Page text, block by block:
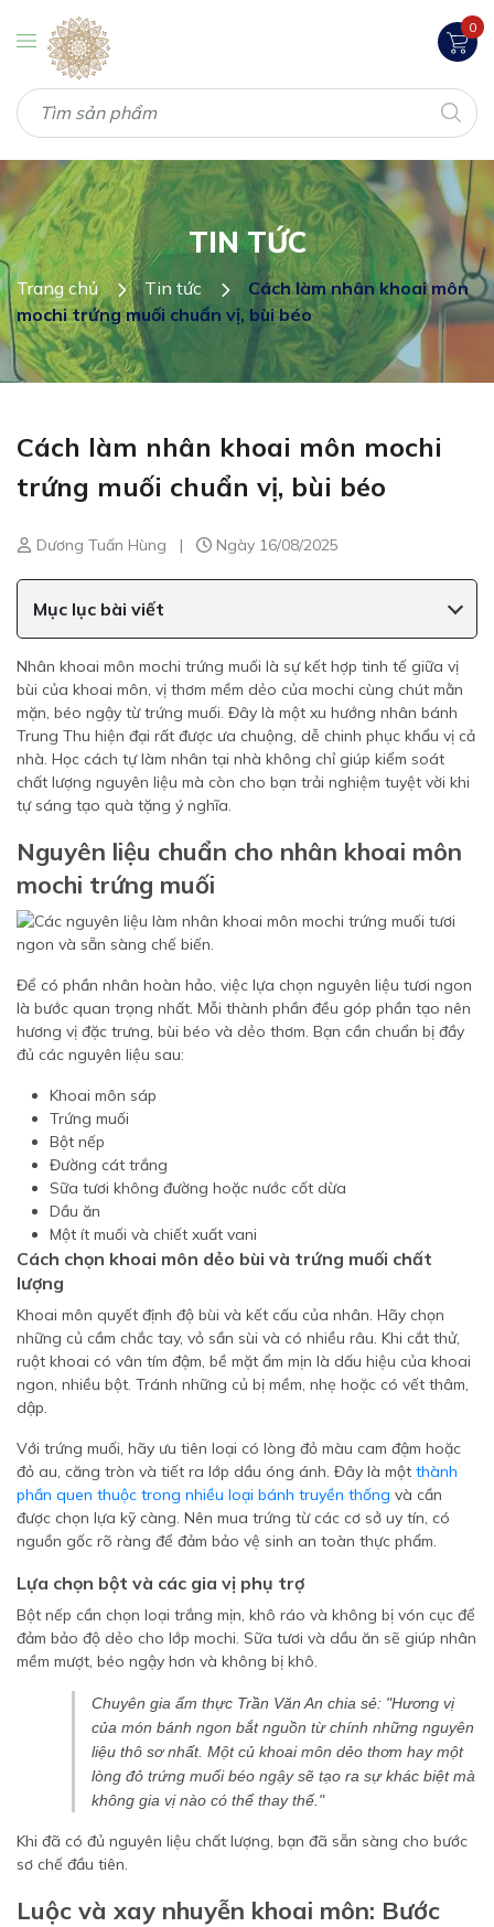
0
TIN TỨC
Trang chủ Tin tức
Cách làm nhân khoai môn
mochi trứng muối chuẩn vị, bùi béo
Cách làm nhân khoai môn mochi
trứng muối chuẩn vị, bùi béo
Dương Tuấn Hùng | Ngày 16/08/2025
Mục lục bài viết
Nhân khoai môn mochi trứng muối là sự kết hợp tinh tế giữa vị
bùi của khoai môn, vị thơm mềm dẻo của mochi cùng chút mằn
mặn, béo ngậy từ trứng muối. Đây là một xu hướng nhân bánh
Trung Thu hiện đại rất được ưa chuộng, dễ chinh phục khẩu vị cả
nhà. Học cách tự làm nhân tại nhà không chỉ giúp kiểm soát
chất lượng nguyên liệu mà còn cho bạn trải nghiệm tuyệt vời khi
tự sáng tạo quà tặng ý nghĩa.
Nguyên liệu chuẩn cho nhân khoai môn
mochi trứng muối
Để có phần nhân hoàn hảo, việc lựa chọn nguyên liệu tươi ngon
là bước quan trọng nhất. Mỗi thành phần đều góp phần tạo nên
hương vị đặc trưng, bùi béo và dẻo thơm. Bạn cần chuẩn bị đầy
đủ các nguyên liệu sau:
Khoai môn sáp
Trứng muối
Bột nếp
Đường cát trắng
Sữa tươi không đường hoặc nước cốt dừa
Dầu ăn
Một ít muối và chiết xuất vani
Cách chọn khoai môn dẻo bùi và trứng muối chất
lượng
Khoai môn quyết định độ bùi và kết cấu của nhân. Hãy chọn
những củ cầm chắc tay, vỏ sần sùi và có nhiều râu. Khi cắt thử,
ruột khoai có vân tím đậm, bề mặt ẩm mịn là dấu hiệu của khoai
ngon, nhiều bột. Tránh những củ bị mềm, nhẹ hoặc có vết thâm,
dập.
Với trứng muối, hãy ưu tiên loại có lòng đỏ màu cam đậm hoặc
đỏ au, căng tròn và tiết ra lớp dầu óng ánh. Đây là một thành
phần quen thuộc trong nhiều loại bánh truyền thống và cần
được chọn lựa kỹ càng. Nên mua trứng từ các cơ sở uy tín, có
nguồn gốc rõ ràng để đảm bảo vệ sinh an toàn thực phẩm.
Lựa chọn bột và các gia vị phụ trợ
Bột nếp cần chọn loại trắng mịn, khô ráo và không bị vón cục để
đảm bảo độ dẻo cho lớp mochi. Sữa tươi và dầu ăn sẽ giúp nhân
mềm mượt, béo ngậy hơn và không bị khô.
Chuyên gia ẩm thực Trần Văn An chia sẻ: "Hương vị
của món bánh ngon bắt nguồn từ chính những nguyên
liệu thô sơ nhất. Một củ khoai môn dẻo thơm hay một
lòng đỏ trứng muối béo ngậy sẽ tạo ra sự khác biệt mà
không gia vị nào có thể thay thế."
Khi đã có đủ nguyên liệu chất lượng, bạn đã sẵn sàng cho bước
sơ chế đầu tiên.
Luộc và xay nhuyễn khoai môn: Bước